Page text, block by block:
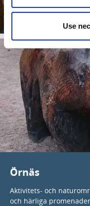
Use
Loppis, antikt
Örnäs
Aktivitets- och
och härliga